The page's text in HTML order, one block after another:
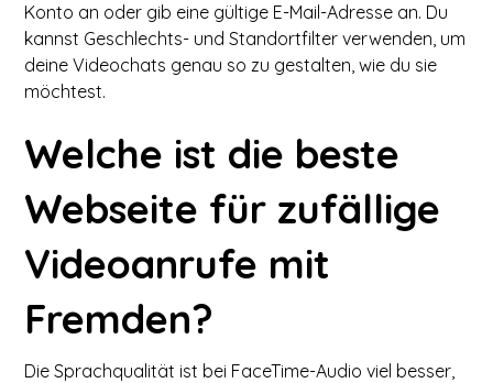
Konto an oder gib eine gültige E-Mail-Adresse an. Du
kannst Geschlechts- und Standortfilter verwenden, um
deine Videochats genau so zu gestalten, wie du sie
möchtest.
Welche ist die beste
Webseite für zufällige
Videoanrufe mit
Fremden?
Die Sprachqualität ist bei FaceTime-Audio viel besser,